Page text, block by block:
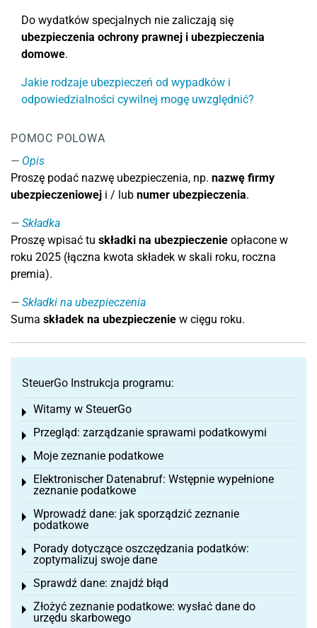
Do wydatków specjalnych nie zaliczają się
ubezpieczenia ochrony prawnej i ubezpieczenia
domowe.
Jakie rodzaje ubezpieczeń od wypadków i
odpowiedzialności cywilnej mogę uwzględnić?
POMOC POLOWA
Opis
Proszę podać nazwę ubezpieczenia, np. nazwę firmy
ubezpieczeniowej i / lub numer ubezpieczenia.
Składka
Proszę wpisać tu składki na ubezpieczenie opłacone w
roku 2025 (łączna kwota składek w skali roku, roczna
premia).
Składki na ubezpieczenia
Suma składek na ubezpieczenie w cięgu roku.
SteuerGo Instrukcja programu:
Witamy w SteuerGo
Toggle menu
Przegląd: zarządzanie sprawami podatkowymi
Toggle menu
Moje zeznanie podatkowe
Toggle menu
Elektronischer Datenabruf: Wstępnie wypełnione
zeznanie podatkowe
Toggle menu
Wprowadź dane: jak sporządzić zeznanie
podatkowe
Toggle menu
Porady dotyczące oszczędzania podatków:
zoptymalizuj swoje dane
Toggle menu
Sprawdź dane: znajdź błąd
Toggle menu
Złożyć zeznanie podatkowe: wysłać dane do
urzędu skarbowego
Toggle menu